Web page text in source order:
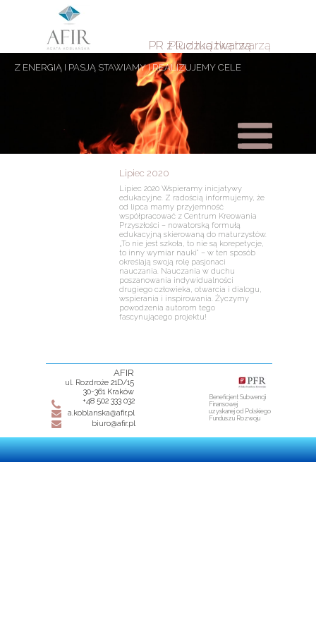
PR z ludzką twarzą
PR z ludzką twarzą
Z ENERGIĄ I PASJĄ STAWIAMY I REALIZUJEMY CELE
Lipiec 2020
Lipiec 2020 Wspieramy inicjatywy
edukacyjne. Z radością informujemy, że
od lipca mamy przyjemność
współpracować z Centrum Kreowania
Przyszłości – nowatorską formułą
edukacyjną skierowaną do maturzystów.
„To nie jest szkoła, to nie są korepetycje,
to inny wymiar nauki” – w ten sposób
określają swoją rolę pasjonaci
nauczania. Nauczania w duchu
poszanowania indywidualności
drugiego człowieka, otwarcia i dialogu,
wspierania i inspirowania. Życzymy
powodzenia autorom tego
fascynującego projektu!
+48 502 333 032
biuro@afir.pl
a.koblanska@afir.pl
Beneficjent Subwencji
Finansowej
uzyskanej od Polskiego
Funduszu Rozwoju
AFIR
ul. Rozdroże 21D/15
30-361 Kraków